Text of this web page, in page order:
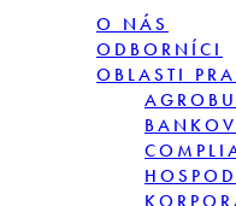
O NÁS
ODBORNÍCI
OBLASTI